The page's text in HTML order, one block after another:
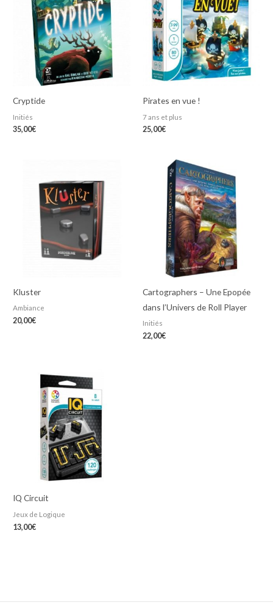
Cryptide
Initiés
35,00€
Pirates en vue !
7 ans et plus
25,00€
Kluster
Ambiance
20,00€
Cartographers – Une Epopée
dans l’Univers de Roll Player
Initiés
22,00€
IQ Circuit
Jeux de Logique
13,00€